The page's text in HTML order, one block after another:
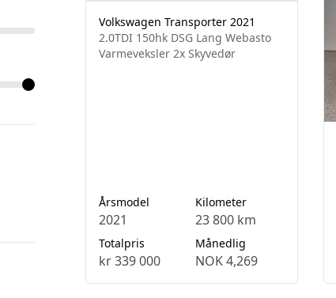
Volkswagen Transporter 2021
2.0TDI 150hk DSG Lang Webasto
Varmeveksler 2x Skyvedør
Årsmodel
2021
Kilometer
23 800 km
Totalpris
kr 339 000
Månedlig
NOK 4,269